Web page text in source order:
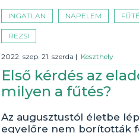
INGATLAN NAPELEM
REZSI
2022. szep. 21. szerda | Keszthely
Első kérdés az
milyen a fűtés?
Az augusztustól életbe
egyelőre nem borították